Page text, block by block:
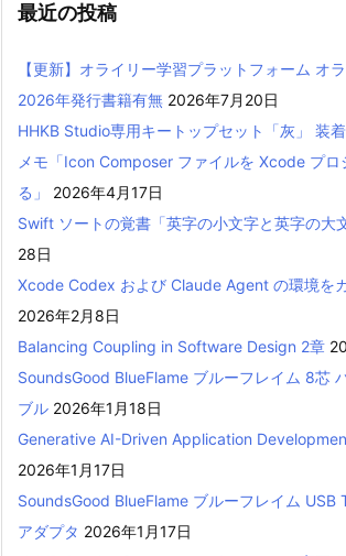
最近の投稿
【更新】オライリー学習プラットフォーム オ
2026年発行書籍有無 2026年7月20日
HHKB Studio専用キートップセット「灰」 装着
メモ「Icon Composer ファイルを Xcode プロ
る」
2026年4月17日
Swift ソートの覚書「英字の小文字と英字の大
28日
Xcode Codex および Claude Agent の環境を
2026年2月8日
Balancing Coupling in Software Design 2章
SoundsGood BlueFlame ブルーフレイム 8芯
ブル 2026年1月18日
Generative AI-Driven Application
2026年1月17日
SoundsGood BlueFlame ブルーフレイム USB
アダプタ 2026年1月17日